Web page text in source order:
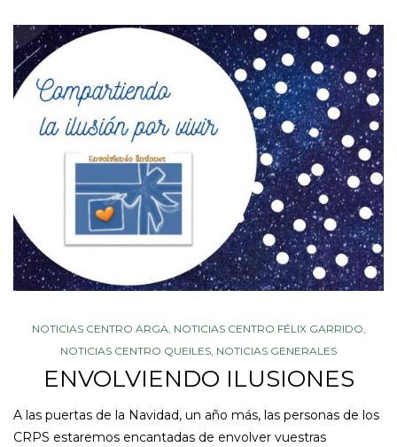
NOTICIAS CENTRO ARGA, NOTICIAS CENTRO FÉLIX GARRIDO,
NOTICIAS CENTRO QUEILES, NOTICIAS GENERALES
ENVOLVIENDO ILUSIONES
A las puertas de la Navidad, un año más, las personas de los
CRPS estaremos encantadas de envolver vuestras